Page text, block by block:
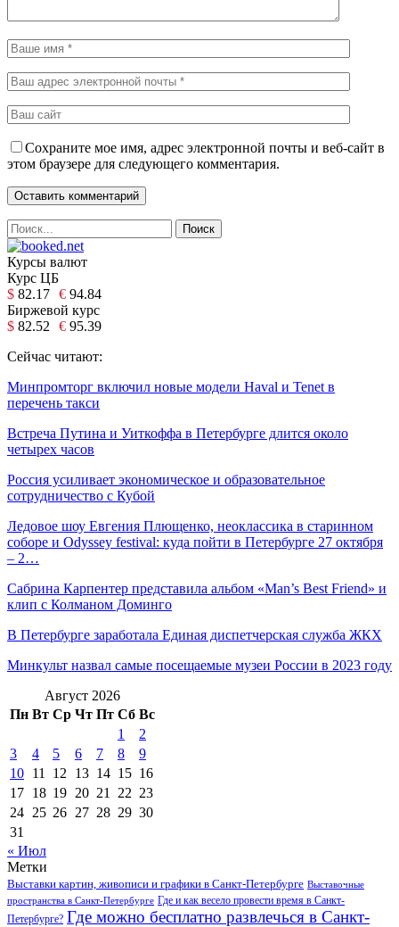
Сохраните мое имя, адрес электронной почты и веб-сайт в
этом браузере для следующего комментария.
Курсы валют
Курс ЦБ
$ 82.17 € 94.84
Биржевой курс
$ 82.52 € 95.39
Сейчас читают:
Минпромторг включил новые модели Haval и Tenet в
перечень такси
Встреча Путина и Уиткоффа в Петербурге длится около
четырех часов
Россия усиливает экономическое и образовательное
сотрудничество с Кубой
Ледовое шоу Евгения Плющенко, неоклассика в cтаринном
соборе и Odyssey festival: куда пойти в Петербурге 27 октября
– 2…
Сабрина Карпентер представила альбом «Man’s Best Friend» и
клип с Колманом Доминго
В Петербурге заработала Единая диспетчерская служба ЖКХ
Минкульт назвал самые посещаемые музеи России в 2023 году
Август 2026
Пн Вт Ср Чт Пт Сб Вс
1
2
3
4 5 6 7 8
9
10 11 12 13 14 15 16
17 18 19 20 21 22 23
24 25 26 27 28 29 30
31
« Июл
Метки
Выставки картин, живописи и графики в Санкт-Петербурге Выставочные
пространства в Санкт-Петербурге Где и как весело провести время в Санкт-
Петербурге? Где можно бесплатно развлечься в Санкт-